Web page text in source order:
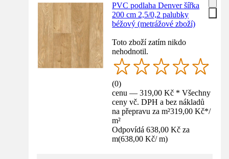
PVC podlaha Denver šířka
200 cm 2,5/0,2 palubky
béžový (metrážové zboží)
Toto zboží zatím nikdo
nehodnotil.
(0)
cenu — 319,00 Kč * Všechny
ceny vč. DPH a bez nákladů
na přepravu za m²319,00 Kč*/
m²
Odpovídá 638,00 Kč za
m(638,00 Kč/ m)